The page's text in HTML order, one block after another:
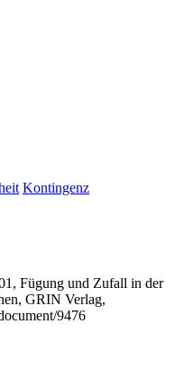
Kontingenz
Fügung und Zufall in der
GRIN Verlag,
9476